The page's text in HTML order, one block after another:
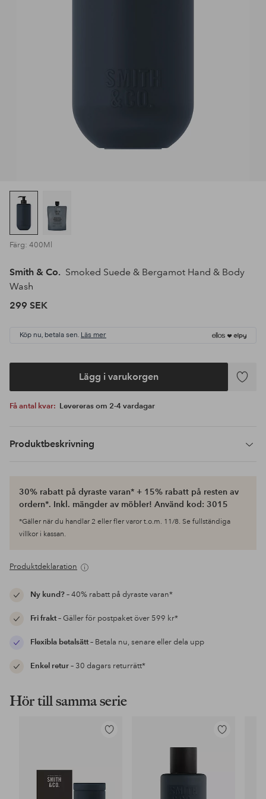
Färg: 400Ml
Smith & Co. Smoked Suede & Bergamot Hand & Body
Wash
299 SEK
Köp nu, betala sen. Läs mer
Lägg i varukorgen
Lägg
Få antal kvar: Levereras om 2-4 vardagar
Produktbeskrivning
30% rabatt på dyraste varan* + 15% rabatt på resten av
ordern*. Inkl. mängder av möbler! Använd kod: 3015
*Gäller när du handlar 2 eller fler varor t.o.m. 11/8. Se fullständiga
villkor i kassan.
Produktdeklaration
Ny kund?– 40% rabatt på dyraste varan*
Fri frakt– Gäller för postpaket över 599 kr*
Flexibla betalsätt– Betala nu, senare eller dela upp
Enkel retur– 30 dagars returrätt*
Hör till samma serie
Lägg
Lägg